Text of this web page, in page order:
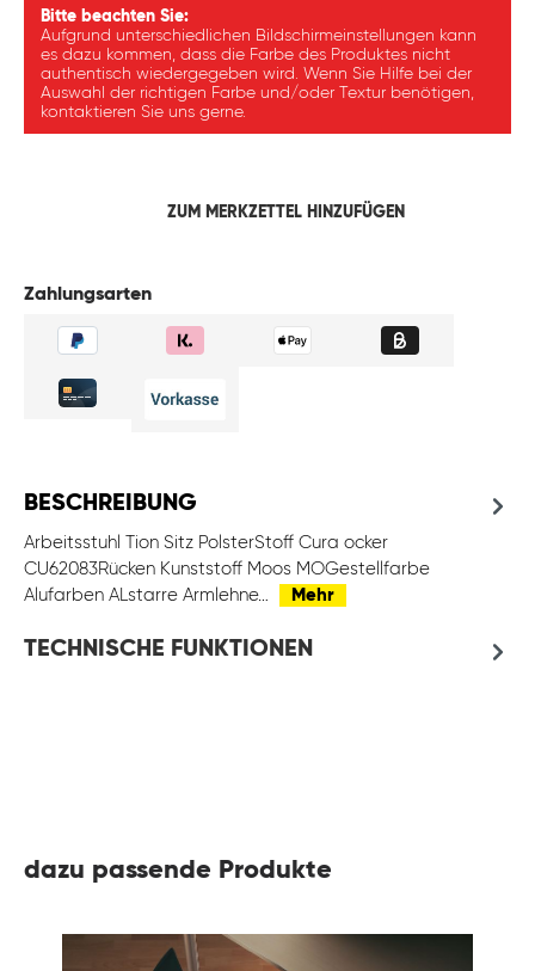
Bitte beachten Sie:
Aufgrund unterschiedlichen Bildschirmeinstellungen kann
es dazu kommen, dass die Farbe des Produktes nicht
authentisch wiedergegeben wird. Wenn Sie Hilfe bei der
Auswahl der richtigen Farbe und/oder Textur benötigen,
kontaktieren Sie uns gerne.
ZUM MERKZETTEL HINZUFÜGEN
Zahlungsarten
BESCHREIBUNG
Arbeitsstuhl Tion Sitz PolsterStoff Cura ocker
CU62083Rücken Kunststoff Moos MOGestellfarbe
Alufarben ALstarre Armlehne…
Mehr
TECHNISCHE FUNKTIONEN
dazu passende Produkte